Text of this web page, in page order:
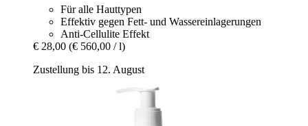
Für alle Hauttypen
Effektiv gegen Fett- und Wassereinlagerungen
Anti-Cellulite Effekt
€ 28,00 (€ 560,00 / l)
Zustellung bis 12. August